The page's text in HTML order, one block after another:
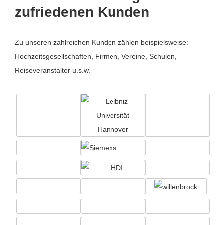
zufriedenen Kunden
Zu unseren zahlreichen Kunden zählen beispielsweise:
Hochzeitsgesellschaften, Firmen, Vereine, Schulen,
Reiseveranstalter u.s.w.